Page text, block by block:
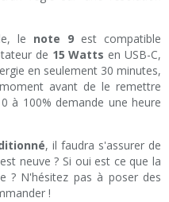
le note 9 est compatible
de 15 Watts en USB-C,
en seulement 30 minutes,
avant de le remettre
à 100% demande une heure
, il faudra s'assurer de
neuve ? Si oui est ce que la
? N'hésitez pas à poser des
!